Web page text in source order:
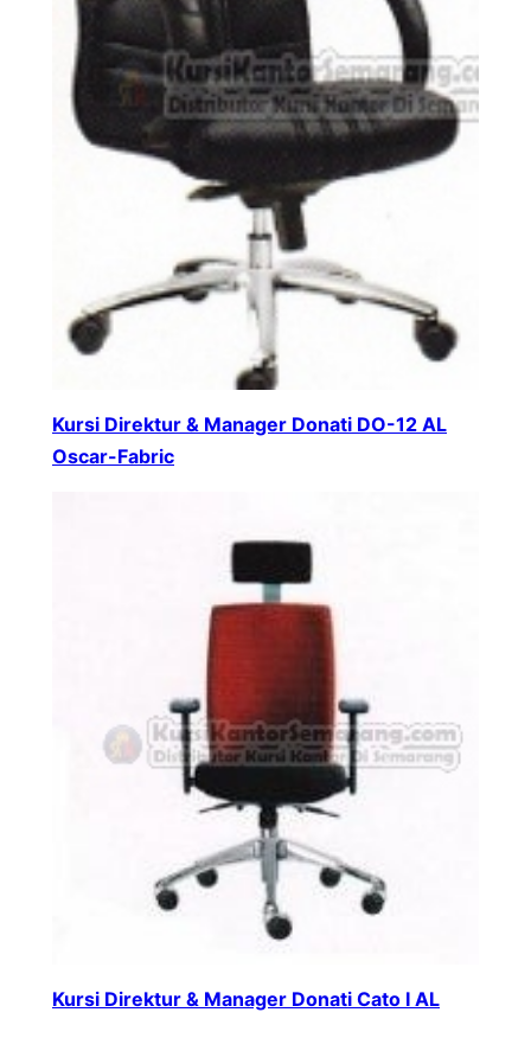
Kursi Direktur & Manager Donati DO-12 AL
Oscar-Fabric
Kursi Direktur & Manager Donati Cato I AL